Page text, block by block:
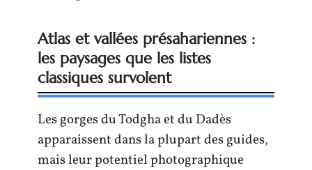
Atlas et vallées présahariennes :
les paysages que les listes
classiques survolent
Les gorges du Todgha et du Dadès
apparaissent dans la plupart des guides,
mais leur potentiel photographique